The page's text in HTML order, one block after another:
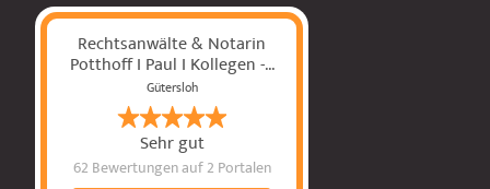
Rechtsanwälte & Notarin
Potthoff I Paul I Kollegen -...
Gütersloh
Sehr gut
62 Bewertungenauf 2 Portalen